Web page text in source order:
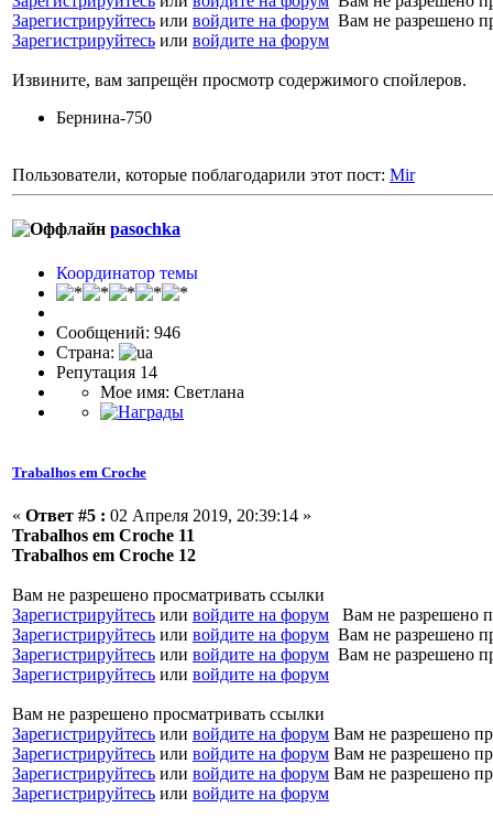
Зарегистрируйтесь или войдите на форум Вам не разрешено
Зарегистрируйтесь или войдите на форум
Извините, вам запрещён просмотр содержимого спойлеров.
Бернина-750
Пользователи, которые поблагодарили этот пост: Mir
pasochka
Координатор темы
Сообщений: 946
Страна:
Репутация 14
Мое имя: Светлана
Trabalhos em Croche
« Ответ #5 : 02 Апреля 2019, 20:39:14 »
Trabalhos em Croche 11
Trabalhos em Croche 12
Вам не разрешено просматривать ссылки
Зарегистрируйтесь или войдите на форум Вам не разрешено
Зарегистрируйтесь или войдите на форум Вам не разрешено
Зарегистрируйтесь или войдите на форум Вам не разрешено
Зарегистрируйтесь или войдите на форум
Вам не разрешено просматривать ссылки
Зарегистрируйтесь или войдите на форум Вам не разрешено
Зарегистрируйтесь или войдите на форум Вам не разрешено
Зарегистрируйтесь или войдите на форум Вам не разрешено
Зарегистрируйтесь или войдите на форум